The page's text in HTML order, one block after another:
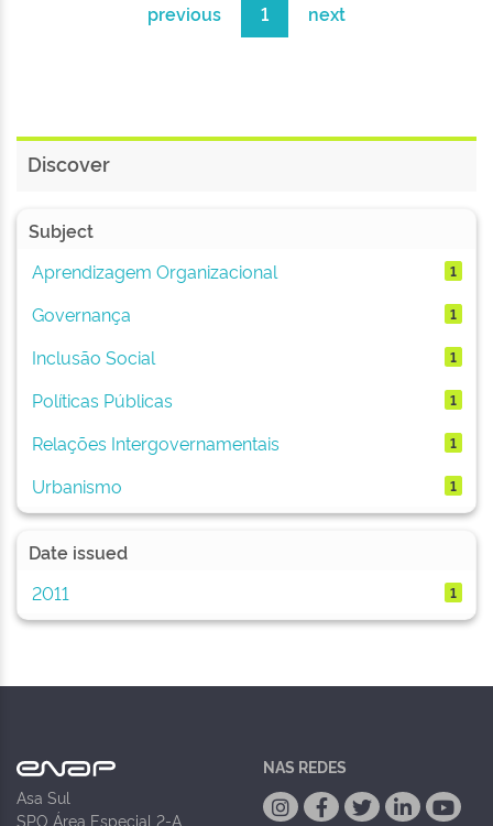
previous 1 next
Discover
Subject
Aprendizagem Organizacional
1
Governança 1
Inclusão Social 1
Políticas Públicas 1
Relações Intergovernamentais 1
Urbanismo 1
Date issued
2011
1
Asa Sul
SPO Área Especial 2-A
NAS REDES